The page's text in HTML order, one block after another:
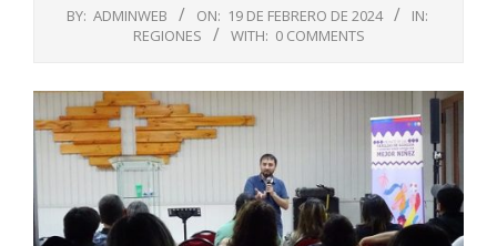
BY: ADMINWEB ON: 19 DE FEBRERO DE 2024
IN:
REGIONES
WITH: 0 COMMENTS